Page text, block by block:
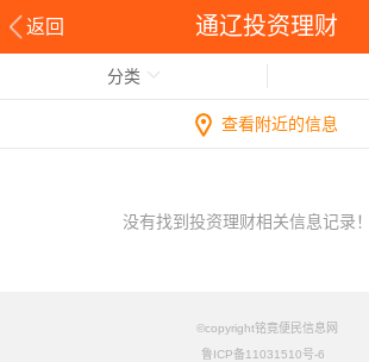
返回 通辽投资理财
分类
查看附近的信息
没有找到投资理财相关信息记录！
©copyright铭竟便民信息网
鲁ICP备11031510号-6